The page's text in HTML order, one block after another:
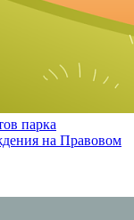
парка
на Правовом